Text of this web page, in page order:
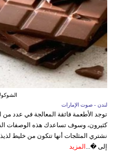
لندن - صوت الإمارات
توجد الأطعمة فائقة المعالجة في عدد من
كثيرون، وسوف تساعدك هذه الوصفات
نشتري المثلجات أنها تتكون من خليط
إلى �... المزيد